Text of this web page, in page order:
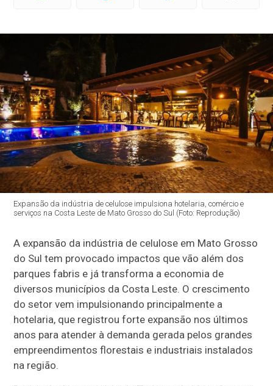
Expansão da indústria de celulose impulsiona hotelaria, comércio e
serviços na Costa Leste de Mato Grosso do Sul (Foto: Reprodução)
A expansão da indústria de celulose em Mato Grosso
do Sul tem provocado impactos que vão além dos
parques fabris e já transforma a economia de
diversos municípios da Costa Leste. O crescimento
do setor vem impulsionando principalmente a
hotelaria, que registrou forte expansão nos últimos
anos para atender à demanda gerada pelos grandes
empreendimentos florestais e industriais instalados
na região.